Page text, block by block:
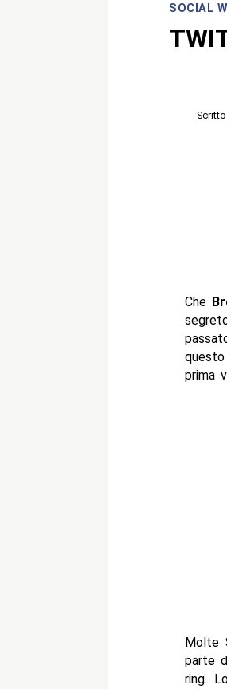
SOCIAL
Che
prima
Molte
parte
ring.